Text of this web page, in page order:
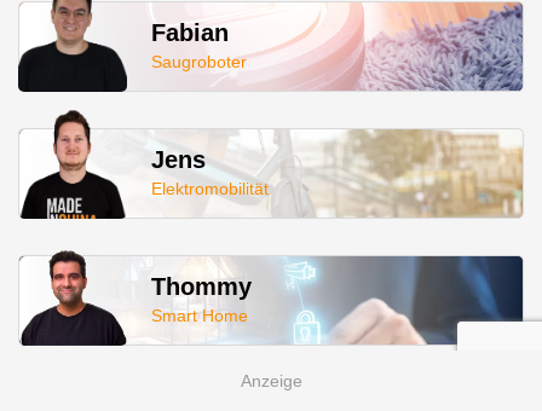
Fabian
Saugroboter
Jens
Elektromobilität
Thommy
Smart Home